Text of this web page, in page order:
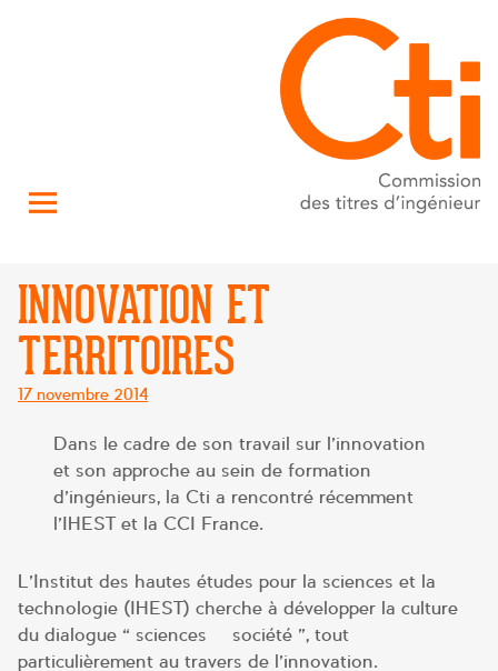
INNOVATION ET
TERRITOIRES
Posté
17 novembre 2014
Dans le cadre de son travail sur l’innovation
et son approche au sein de formation
d’ingénieurs, la Cti a rencontré récemment
l’IHEST et la CCI France.
L’Institut des hautes études pour la sciences et la
technologie (IHEST) cherche à développer la culture
du dialogue « sciences – société », tout
particulièrement au travers de l’innovation.